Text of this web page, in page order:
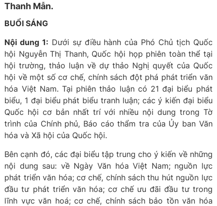
Thanh Mẫn.
BUỔI SÁNG
Nội dung 1: Dưới sự điều hành của Phó Chủ tịch Quốc
hội Nguyễn Thị Thanh, Quốc hội họp phiên toàn thể tại
hội trường, thảo luận về dự thảo Nghị quyết của Quốc
hội về một số cơ chế, chính sách đột phá phát triển văn
hóa Việt Nam. Tại phiên thảo luận có 21 đại biểu phát
biểu, 1 đại biểu phát biểu tranh luận; các ý kiến đại biểu
Quốc hội cơ bản nhất trí với nhiều nội dung trong Tờ
trình của Chính phủ, Báo cáo thẩm tra của Ủy ban Văn
hóa và Xã hội của Quốc hội.
Bên cạnh đó, các đại biểu tập trung cho ý kiến về những
nội dung sau: về Ngày Văn hóa Việt Nam; nguồn lực
phát triển văn hóa; cơ chế, chính sách thu hút nguồn lực
đầu tư phát triển văn hóa; cơ chế ưu đãi đầu tư trong
lĩnh vực văn hoá; cơ chế, chính sách bảo tồn văn hóa